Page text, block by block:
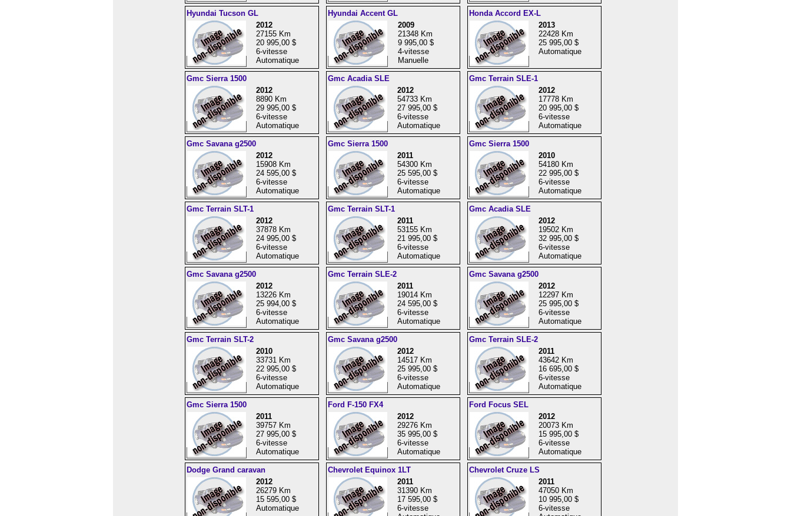
Hyundai Tucson GL
2012
27155 Km
20 995,00 $
6-vitesse
Automatique
Hyundai Accent GL
2009
21348 Km
9 995,00 $
4-vitesse
Manuelle
Honda Accord EX-L
2013
22428 Km
25 995,00 $
Automatique
Gmc Sierra 1500
2012
8890 Km
29 995,00 $
6-vitesse
Automatique
Gmc Acadia SLE
2012
54733 Km
27 995,00 $
6-vitesse
Automatique
Gmc Terrain SLE-1
2012
17778 Km
20 995,00 $
6-vitesse
Automatique
Gmc Savana g2500
2012
15908 Km
24 595,00 $
6-vitesse
Automatique
Gmc Sierra 1500
2011
54300 Km
25 595,00 $
6-vitesse
Automatique
Gmc Sierra 1500
2010
54180 Km
22 995,00 $
6-vitesse
Automatique
Gmc Terrain SLT-1
2012
37878 Km
24 995,00 $
6-vitesse
Automatique
Gmc Terrain SLT-1
2011
53155 Km
21 995,00 $
6-vitesse
Automatique
Gmc Acadia SLE
2012
19502 Km
32 995,00 $
6-vitesse
Automatique
Gmc Savana g2500
2012
13226 Km
25 994,00 $
6-vitesse
Automatique
Gmc Terrain SLE-2
2011
19014 Km
24 595,00 $
6-vitesse
Automatique
Gmc Savana g2500
2012
12297 Km
25 995,00 $
6-vitesse
Automatique
Gmc Terrain SLT-2
2010
33731 Km
22 995,00 $
6-vitesse
Automatique
Gmc Savana g2500
2012
14517 Km
25 995,00 $
6-vitesse
Automatique
Gmc Terrain SLE-2
2011
43642 Km
16 695,00 $
6-vitesse
Automatique
Gmc Sierra 1500
2011
39757 Km
27 995,00 $
6-vitesse
Automatique
Ford F-150 FX4
2012
29276 Km
35 995,00 $
6-vitesse
Automatique
Ford Focus SEL
2012
20073 Km
15 995,00 $
6-vitesse
Automatique
Dodge Grand caravan
2012
26279 Km
15 595,00 $
Automatique
Chevrolet Equinox 1LT
2011
31390 Km
17 595,00 $
6-vitesse
Chevrolet Cruze LS
2011
47050 Km
10 995,00 $
6-vitesse